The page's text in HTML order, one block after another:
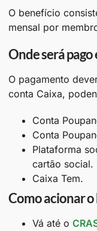
O benefício
mensal por
Onde será pago
O pagamento
conta Caixa,
Conta
Conta
Plataforma
cartão social.
Caixa Tem.
Como acionar
Vá até o